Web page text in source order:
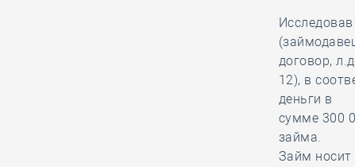
договор,
12), в
деньги в
сумме 300
займа.
Займ носит